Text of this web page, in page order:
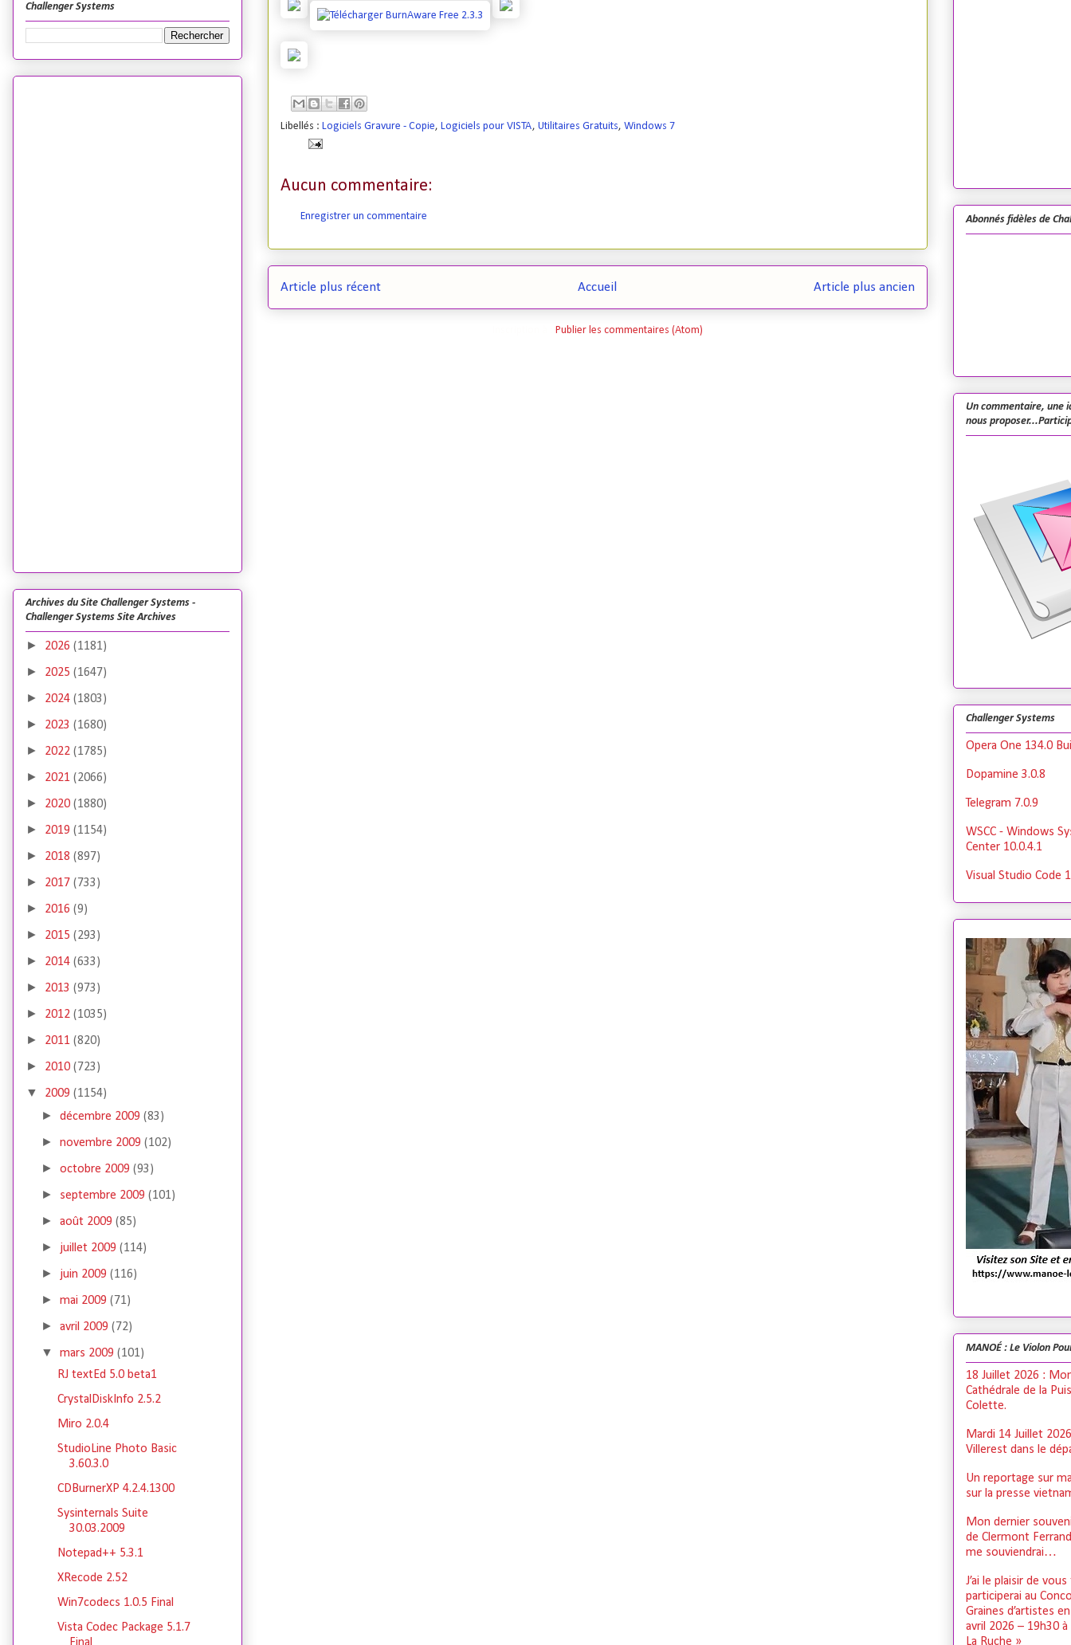
Libellés : Logiciels Gravure - Copie, Logiciels pour VISTA, Utilitaires Gratuits, Windows 7
Aucun commentaire:
Enregistrer un commentaire
Article plus récent Article plus ancien
Accueil
Publier les commentaires (Atom)
Challenger Systems
Archives du Site Challenger Systems -
Challenger Systems Site Archives
► 2026 (1181)
► 2025 (1647)
► 2024 (1803)
► 2023 (1680)
► 2022 (1785)
► 2021 (2066)
► 2020 (1880)
► 2019 (1154)
► 2018 (897)
► 2017 (733)
► 2016 (9)
► 2015 (293)
► 2014 (633)
► 2013 (973)
► 2012 (1035)
► 2011 (820)
► 2010 (723)
▼ 2009 (1154)
►décembre 2009(83)
►novembre 2009(102)
►octobre 2009(93)
► septembre 2009(101)
►août 2009(85)
► juillet 2009(114)
► juin 2009(116)
►mai 2009(71)
►avril 2009(72)
▼mars 2009(101)
RJ textEd 5.0 beta1
CrystalDiskInfo 2.5.2
Miro 2.0.4
StudioLine Photo Basic
3.60.3.0
CDBurnerXP 4.2.4.1300
Sysinternals Suite
30.03.2009
Notepad++ 5.3.1
XRecode 2.52
Win7codecs 1.0.5 Final
Vista Codec Package 5.1.7
Abonnés fidèles de
Un commentaire, une
nous
Challenger Systems
Opera One 134.0
Dopamine 3.0.8
Telegram 7.0.9
WSCC - Windows
Center 10.0.4.1
Visual Studio Code
MANOÉ : Le Violon
18 Juillet 2026 :
Cathédrale de la
Colette.
Mardi 14 Juillet
Villerest dans le
Un reportage sur
sur la presse
Mon dernier
de Clermont
me souviendrai…
J’ai le plaisir de
participerai au
Graines d’artistes
avril 2026 – 19h30
La Ruche »